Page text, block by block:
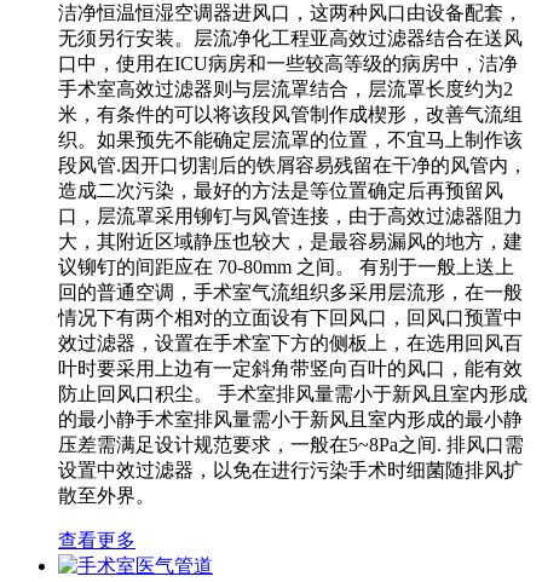
洁净恒温恒湿空调器进风口，这两种风口由设备配套，
无须另行安装。层流净化工程亚高效过滤器结合在送风
口中，使用在ICU病房和一些较高等级的病房中，洁净
手术室高效过滤器则与层流罩结合，层流罩长度约为2
米，有条件的可以将该段风管制作成楔形，改善气流组
织。如果预先不能确定层流罩的位置，不宜马上制作该
段风管.因开口切割后的铁屑容易残留在干净的风管内，
造成二次污染，最好的方法是等位置确定后再预留风
口，层流罩采用铆钉与风管连接，由于高效过滤器阻力
大，其附近区域静压也较大，是最容易漏风的地方，建
议铆钉的间距应在 70-80mm 之间。 有别于一般上送上
回的普通空调，手术室气流组织多采用层流形，在一般
情况下有两个相对的立面设有下回风口，回风口预置中
效过滤器，设置在手术室下方的侧板上，在选用回风百
叶时要采用上边有一定斜角带竖向百叶的风口，能有效
防止回风口积尘。 手术室排风量需小于新风且室内形成
的最小静手术室排风量需小于新风且室内形成的最小静
压差需满足设计规范要求，一般在5~8Pa之间. 排风口需
设置中效过滤器，以免在进行污染手术时细菌随排风扩
散至外界。
查看更多